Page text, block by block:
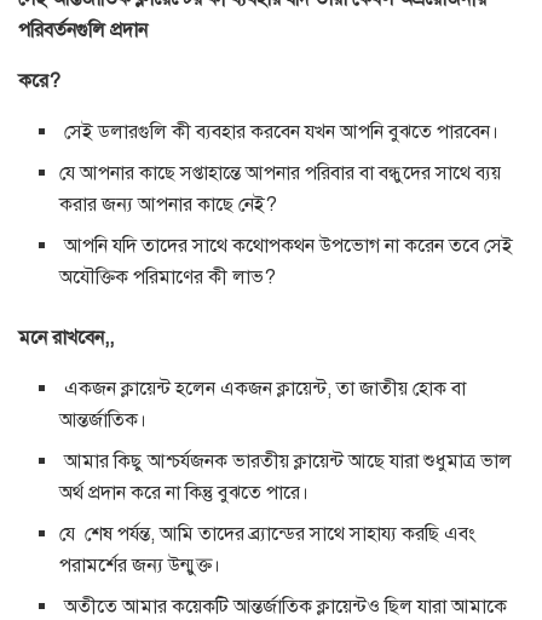
পরিবর্তনগুলি প্রদান
করে?
সেই ডলারগুলি কী ব্যবহার করবেন যখন আপনি বুঝতে পারবেন।
যে আপনার কাছে সপ্তাহান্তে আপনার পরিবার বা বন্ধুদের সাথে ব্যয়
করার জন্য আপনার কাছে নেই?
আপনি যদি তাদের সাথে কথোপকথন উপভোগ না করেন তবে সেই
অযৌক্তিক পরিমাণের কী লাভ?
মনে রাখবেন,,
একজন ক্লায়েন্ট হলেন একজন ক্লায়েন্ট, তা জাতীয় হোক বা
আন্তর্জাতিক।
আমার কিছু আশ্চর্যজনক ভারতীয় ক্লায়েন্ট আছে যারা শুধুমাত্র ভাল
অর্থ প্রদান করে না কিন্তু বুঝতে পারে।
যে শেষ পর্যন্ত, আমি তাদের ব্র্যান্ডের সাথে সাহায্য করছি এবং
পরামর্শের জন্য উন্মুক্ত।
অতীতে আমার কয়েকটি আন্তর্জাতিক ক্লায়েন্টও ছিল যারা আমাকে